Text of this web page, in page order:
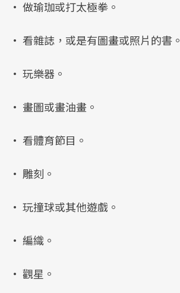
• 做瑜珈或打太極拳。
• 看雜誌，或是有圖畫或照片的書。
• 玩樂器。
• 畫圖或畫油畫。
• 看體育節目。
• 雕刻。
• 玩撞球或其他遊戲。
• 編織。
• 觀星。